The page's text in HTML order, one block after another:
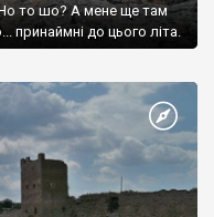
Но то шо? А мене ще там
принаймні до цього літа.